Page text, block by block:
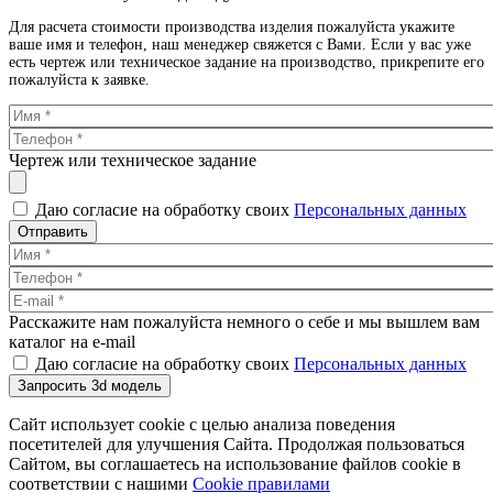
Для расчета стоимости производства изделия пожалуйста укажите
ваше имя и телефон, наш менеджер свяжется с Вами. Если у вас уже
есть чертеж или техническое задание на производство, прикрепите его
пожалуйста к заявке.
Чертеж или техническое задание
Даю согласие на обработку своих Персональных данных
Отправить
Расскажите нам пожалуйста немного о себе и мы вышлем вам
каталог на e-mail
Даю согласие на обработку своих Персональных данных
Запросить 3d модель
Сайт использует cookie с целью анализа поведения
посетителей для улучшения Сайта. Продолжая пользоваться
Сайтом, вы соглашаетесь на использование файлов cookie в
соответствии с нашими Cookiе правилами